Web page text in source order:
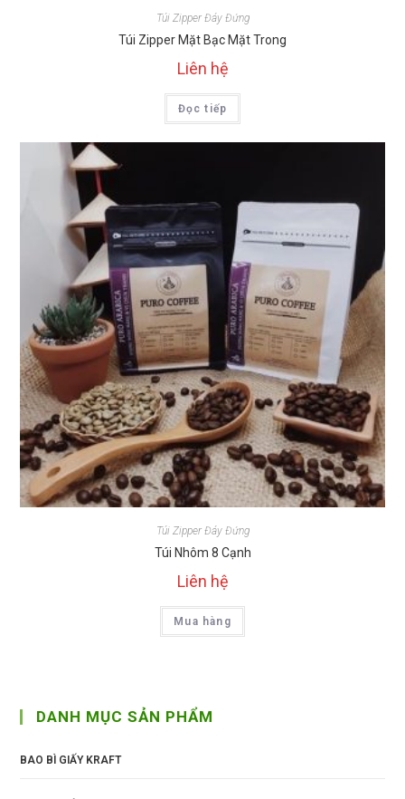
Túi Zipper Đáy Đứng
Túi Zipper Mặt Bạc Mặt Trong
Liên hệ
Đọc tiếp
Túi Zipper Đáy Đứng
Túi Nhôm 8 Cạnh
Liên hệ
Mua hàng
DANH MỤC SẢN PHẨM
BAO BÌ GIẤY KRAFT